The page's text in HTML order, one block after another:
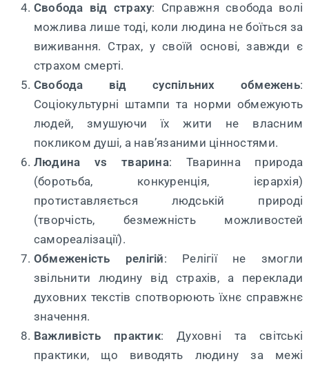
Свобода від страху: Справжня свобода волі
можлива лише тоді, коли людина не боїться за
виживання. Страх, у своїй основі, завжди є
страхом смерті.
Свобода від суспільних обмежень:
Соціокультурні штампи та норми обмежують
людей, змушуючи їх жити не власним
покликом душі, а нав’язаними цінностями.
Людина vs тварина: Тваринна природа
(боротьба, конкуренція, ієрархія)
протиставляється людській природі
(творчість, безмежність можливостей
самореалізації).
Обмеженість релігій: Релігії не змогли
звільнити людину від страхів, а переклади
духовних текстів спотворюють їхнє справжнє
значення.
Важливість практик: Духовні та світські
практики, що виводять людину за межі